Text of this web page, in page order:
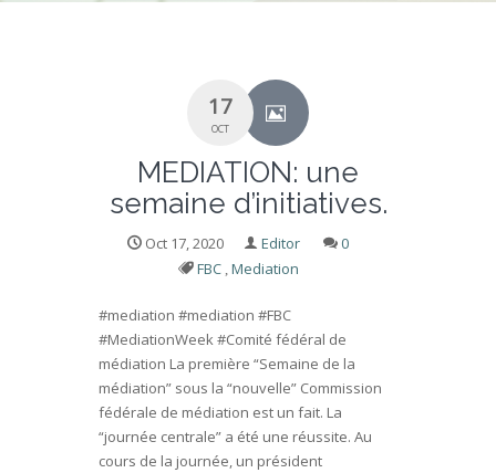
17
OCT
MEDIATION: une
semaine d’initiatives.
Oct 17, 2020 Editor
0
FBC Mediation
#mediation #mediation #FBC
#MediationWeek #Comité fédéral de
médiation La première “Semaine de la
médiation” sous la “nouvelle” Commission
fédérale de médiation est un fait. La
“journée centrale” a été une réussite. Au
cours de la journée, un président